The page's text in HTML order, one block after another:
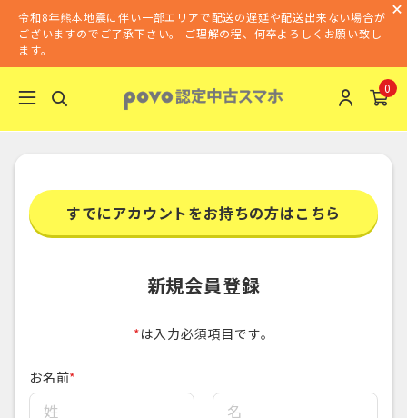
令和8年熊本地震に伴い一部エリアで配送の遅延や配送出来ない場合が
ございますのでご了承下さい。 ご理解の程、何卒よろしくお願い致し
ます。
0
すでにアカウントをお持ちの方はこちら
新規会員登録
*は入力必須項目です。
お名前*